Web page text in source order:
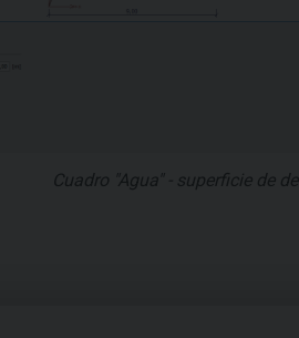
Cuadro "Agua" - superficie de